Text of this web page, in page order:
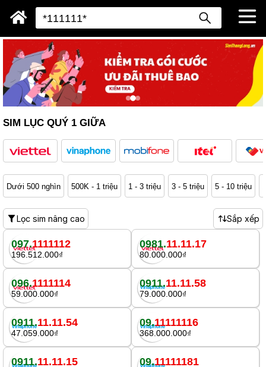
SIM LỤC QUÝ 1 GIỮA
Dưới 500 nghìn 500K - 1 triệu 1 - 3 triệu 3 - 5 triệu 5 - 10 triệu
Lọc sim nâng cao Sắp xếp
097.1111112
196.512.000₫
0981.11.11.17
80.000.000₫
096.1111114
59.000.000₫
0911.11.11.58
79.000.000₫
0911.11.11.54
47.059.000₫
09.11111116
368.000.000₫
0911.11.11.15 09.11111181